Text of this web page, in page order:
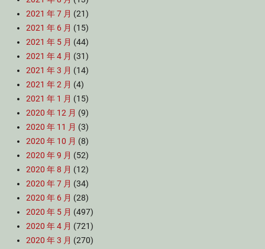
2021 年 7 月 (21)
2021 年 6 月 (15)
2021 年 5 月 (44)
2021 年 4 月 (31)
2021 年 3 月 (14)
2021 年 2 月 (4)
2021 年 1 月 (15)
2020 年 12 月 (9)
2020 年 11 月 (3)
2020 年 10 月 (8)
2020 年 9 月 (52)
2020 年 8 月 (12)
2020 年 7 月 (34)
2020 年 6 月 (28)
2020 年 5 月 (497)
2020 年 4 月 (721)
2020 年 3 月 (270)